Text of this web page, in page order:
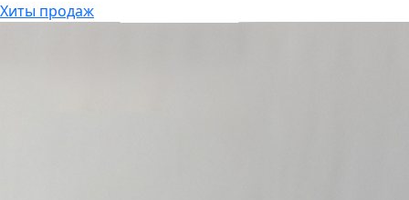
Хиты продаж